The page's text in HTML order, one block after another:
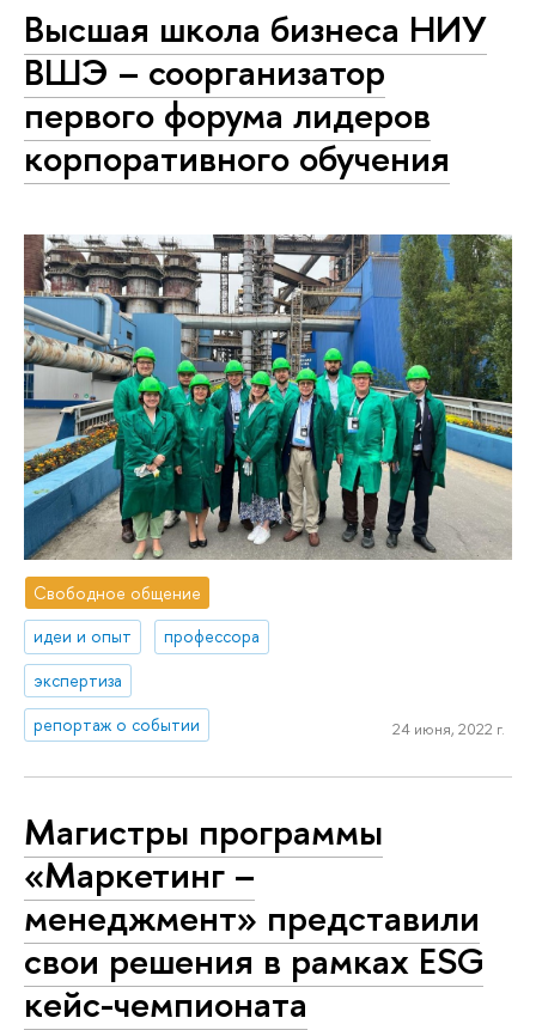
Высшая школа бизнеса НИУ
ВШЭ – соорганизатор
первого форума лидеров
корпоративного обучения
Свободное общение
идеи и опыт
профессора
экспертиза
репортаж о событии
24 июня, 2022 г.
Магистры программы
«Маркетинг –
менеджмент» представили
свои решения в рамках ESG
кейс-чемпионата